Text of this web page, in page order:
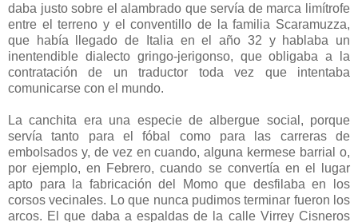
daba justo sobre el alambrado que servía de marca limítrofe
entre el terreno y el conventillo de la familia Scaramuzza,
que había llegado de Italia en el año 32 y hablaba un
inentendible dialecto gringo-jerigonso, que obligaba a la
contratación de un traductor toda vez que intentaba
comunicarse con el mundo.
La canchita era una especie de albergue social, porque
servía tanto para el fóbal como para las carreras de
embolsados y, de vez en cuando, alguna kermese barrial o,
por ejemplo, en Febrero, cuando se convertía en el lugar
apto para la fabricación del Momo que desfilaba en los
corsos vecinales. Lo que nunca pudimos terminar fueron los
arcos. El que daba a espaldas de la calle Virrey Cisneros